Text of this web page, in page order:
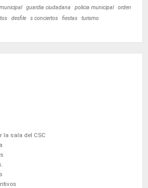
guardia ciudadana policia municipal
orden
desfile s conciertos fiestas
turismo
la sala del CSC